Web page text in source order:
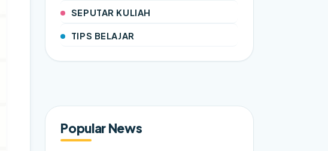
SEPUTAR KULIAH
TIPS BELAJAR
Popular News